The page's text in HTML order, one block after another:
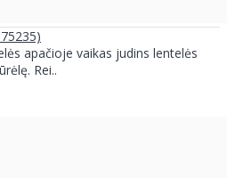
apačioje vaikas judins lentelės
Rei..